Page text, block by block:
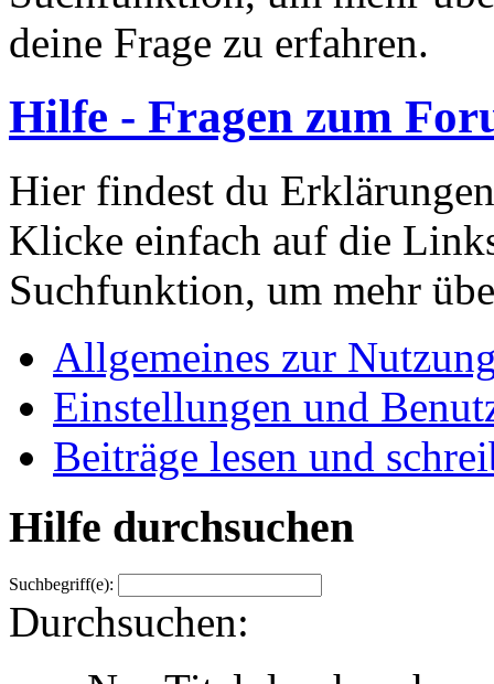
deine Frage zu erfahren.
Hilfe - Fragen zum
Hier findest du
Klicke einfach auf die
Suchfunktion, um mehr
Allgemeines zur
Einstellungen und
Beiträge lesen und
Hilfe durchsuchen
Suchbegriff(e):
Durchsuchen: